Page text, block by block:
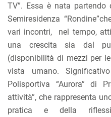
TV”. Essa è nata
Semiresidenza
vari incontri, nel tempo,
una crescita sia dal
(disponibilità di mezzi per
vista umano.
Polisportiva “Aurora” di
attività”, che rappresenta
pratica e della